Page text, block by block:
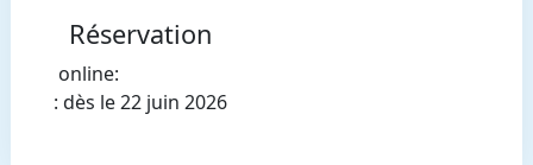
Réservation
online:
: dès le 22 juin 2026